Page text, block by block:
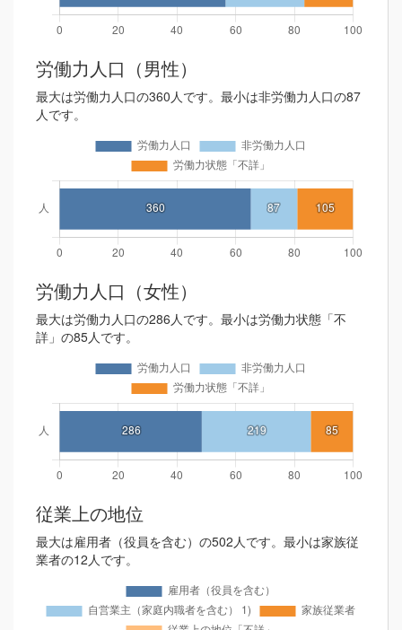
労働力人口（男性）
最大は労働力人口の360人です。最小は非労働力人口の87
人です。
労働力人口（女性）
最大は労働力人口の286人です。最小は労働力状態「不
詳」の85人です。
従業上の地位
最大は雇用者（役員を含む）の502人です。最小は家族従
業者の12人です。